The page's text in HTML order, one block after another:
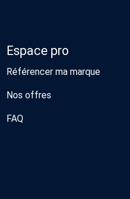
Espace pro
Référencer ma marque
Nos offres
FAQ